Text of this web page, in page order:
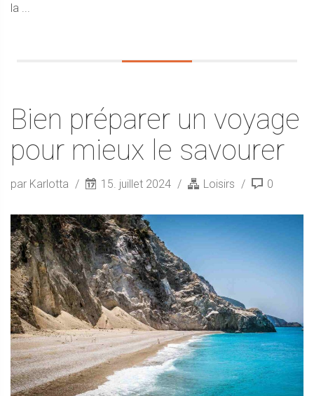
la ...
Bien préparer un voyage
pour mieux le savourer
par Karlotta 15. juillet 2024 Loisirs 0